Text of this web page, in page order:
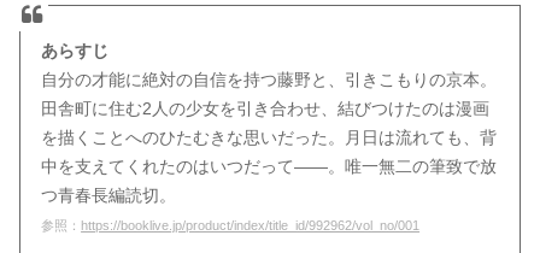
あらすじ
自分の才能に絶対の自信を持つ藤野と、引きこもりの京本。
田舎町に住む2人の少女を引き合わせ、結びつけたのは漫画
を描くことへのひたむきな思いだった。月日は流れても、背
中を支えてくれたのはいつだって――。唯一無二の筆致で放
つ青春長編読切。
参照： https://booklive.jp/product/index/title_id/992962/vol_no/001